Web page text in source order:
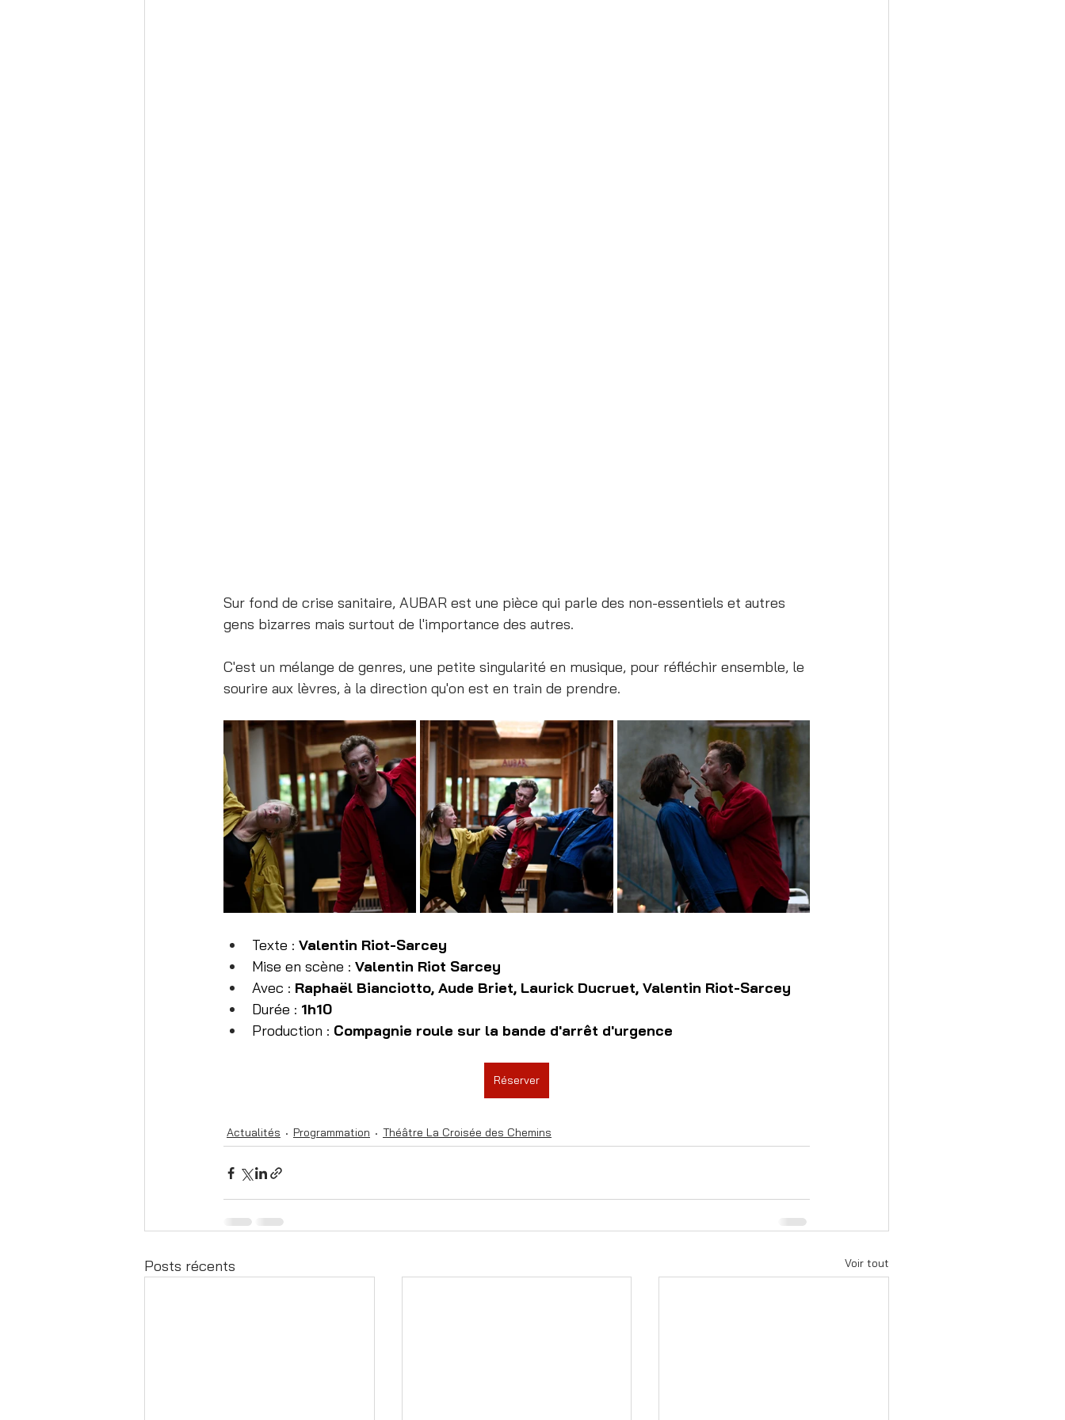
Sur fond de crise sanitaire, AUBAR est une pièce qui parle des non-essentiels et autres
gens bizarres mais surtout de l'importance des autres.
C'est un mélange de genres, une petite singularité en musique, pour réfléchir ensemble, le
sourire aux lèvres, à la direction qu'on est en train de prendre.
Texte : Valentin Riot-Sarcey
Mise en scène : Valentin Riot Sarcey
Avec : Raphaël Bianciotto, Aude Briet, Laurick Ducruet, Valentin Riot-Sarcey
Durée : 1h10
Production : Compagnie roule sur la bande d'arrêt d'urgence
Réserver
Actualités Programmation Théâtre La Croisée des Chemins
Posts récents Voir tout